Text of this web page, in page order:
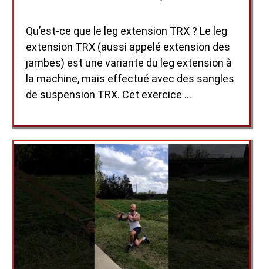
Qu’est-ce que le leg extension TRX ? Le leg
extension TRX (aussi appelé extension des
jambes) est une variante du leg extension à
la machine, mais effectué avec des sangles
de suspension TRX. Cet exercice …